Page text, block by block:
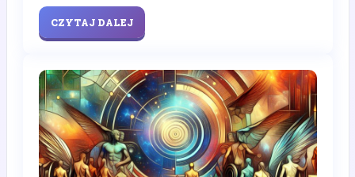
CZYTAJ DALEJ